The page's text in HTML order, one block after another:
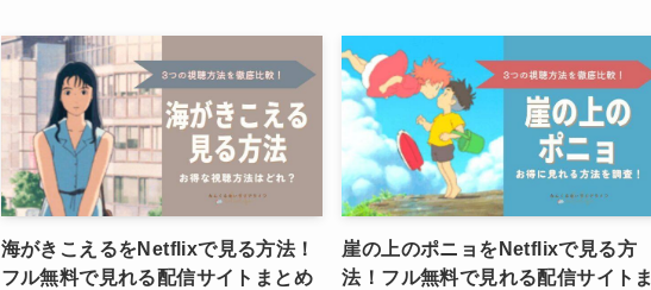
海がきこえるをNetflixで見る方法！
フル無料で見れる配信サイトまとめ
崖の上のポニョをNetflixで見る方
法！フル無料で見れる配信サイトま